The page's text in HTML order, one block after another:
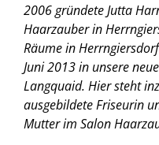
2006 gründete Jutta
Haarzauber in
Räume in
Juni 2013 in unsere
Langquaid. Hier steht
ausgebildete Friseurin
Mutter im Salon